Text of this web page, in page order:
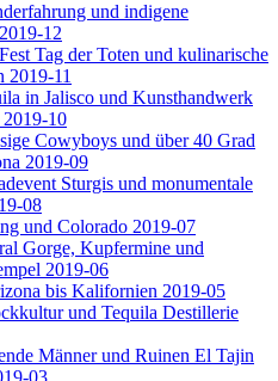
und indigene
12
Tag der Toten und kulinarische
2019-11
in Jalisco und Kunsthandwerk
10
Cowyboys und über 40 Grad
2019-09
Sturgis und monumentale
08
und Colorado 2019-07
Gorge, Kupfermine und
2019-06
bis Kalifornien 2019-05
und Tequila Destillerie
Männer und Ruinen El Tajin
03